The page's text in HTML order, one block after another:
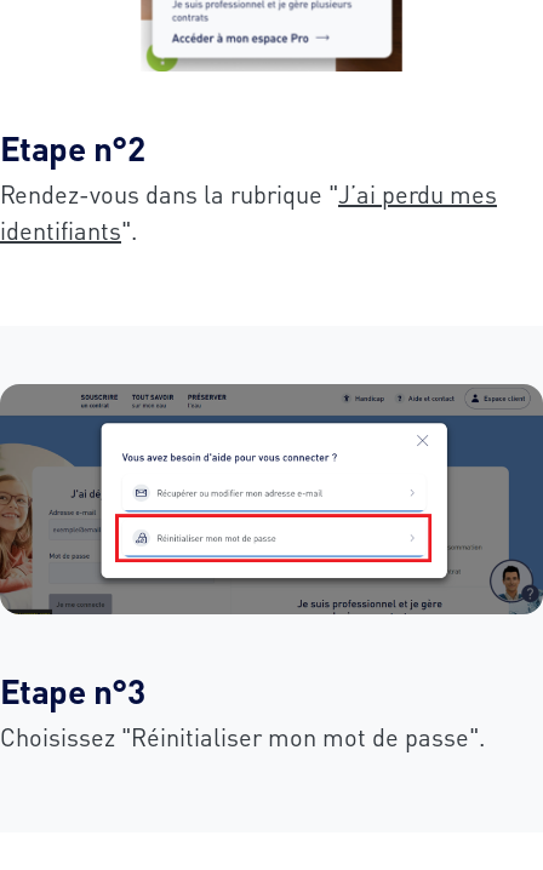
Etape n°2
Rendez-vous dans la rubrique "J’ai perdu mes
identifiants".
Etape n°3
Choisissez "Réinitialiser mon mot de passe".